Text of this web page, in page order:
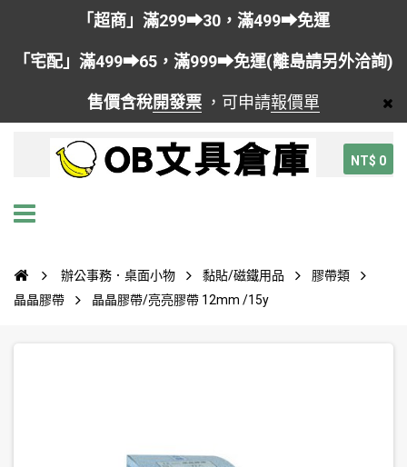
「超商」滿299➡30，滿499➡免運
「宅配」滿499➡65，滿999➡免運(離島請另外洽詢)
售價含稅開發票 ，可申請報價單
NT$ 0
辦公事務．桌面小物 黏貼/磁鐵用品
膠帶類
晶晶膠帶
晶晶膠帶/亮亮膠帶 12mm /15y